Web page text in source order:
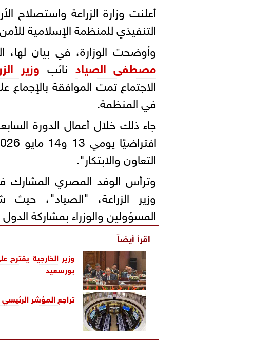
أعلنت وزارة الزراعة واستصلاح
التنفيذي للمنظمة الإسلامية
وأوضحت الوزارة، في بيان
مصطفى الصياد نائب وزير
الاجتماع تمت الموافقة بالإجماع
في المنظمة.
جاء ذلك خلال أعمال الدورة
افتراضيًا يومي 13 و14 مايو 2026، تحت شعار "
التعاون والابتكار".
وترأس الوفد المصري المشارك
وزير الزراعة، "الصياد"،
المسؤولين والوزراء بمشاركة
اقرأ أيضاً
وزير الخارجية
بورسعيد
تراجع المؤشر